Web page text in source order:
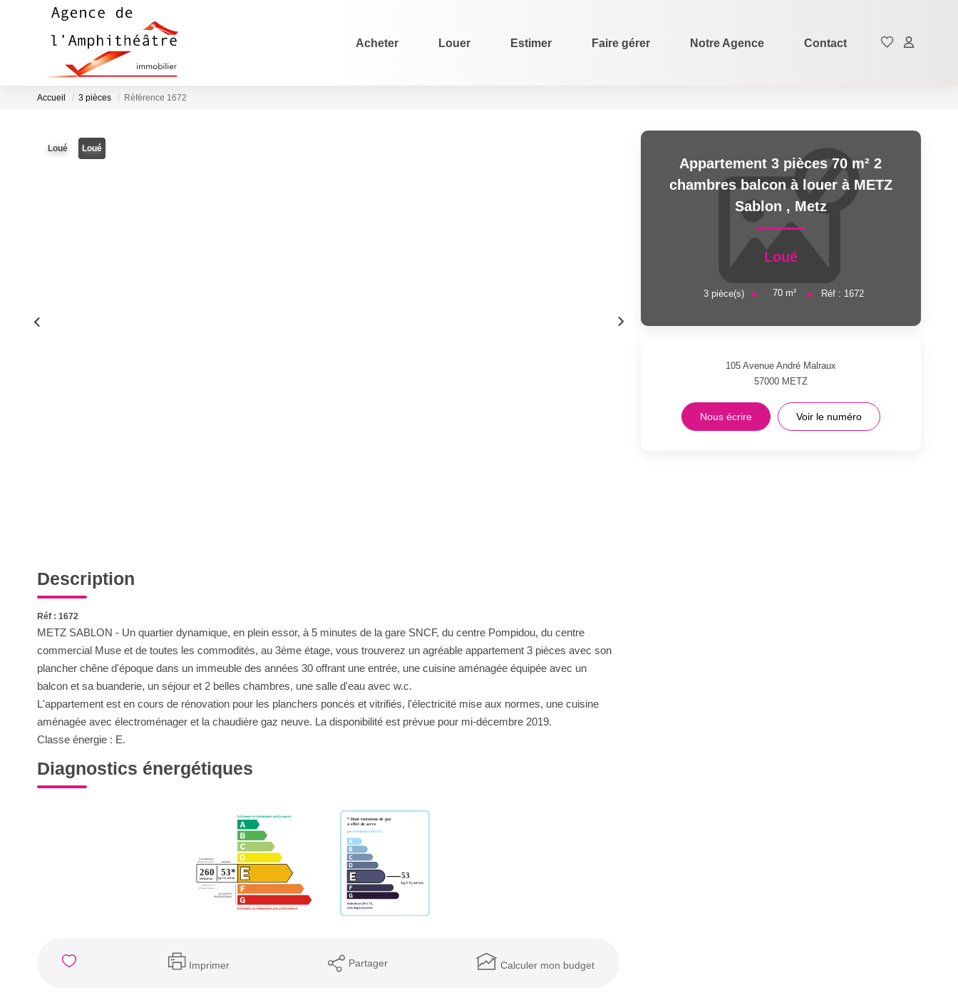
Acheter Louer Estimer Faire gérer Notre Agence Contact
Accueil 3 pièces Référence 1672
Loué Loué
Description
Réf : 1672
METZ SABLON - Un quartier dynamique, en plein essor, à 5 minutes de la gare SNCF, du centre Pompidou, du centre
commercial Muse et de toutes les commodités, au 3ème étage, vous trouverez un agréable appartement 3 pièces avec son
plancher chêne d'époque dans un immeuble des années 30 offrant une entrée, une cuisine aménagée équipée avec un
balcon et sa buanderie, un séjour et 2 belles chambres, une salle d'eau avec w.c.
L'appartement est en cours de rénovation pour les planchers poncés et vitrifiés, l'électricité mise aux normes, une cuisine
aménagée avec électroménager et la chaudière gaz neuve. La disponibilité est prévue pour mi-décembre 2019.
Classe énergie : E.
Diagnostics énergétiques
Imprimer Partager Calculer mon budget
Appartement 3 pièces 70 m² 2
chambres balcon à louer à METZ
Sablon , Metz
Loué
3 pièce(s) 70 m² Réf : 1672
105 Avenue André Malraux
57000 METZ
Nous écrire Voir le numéro